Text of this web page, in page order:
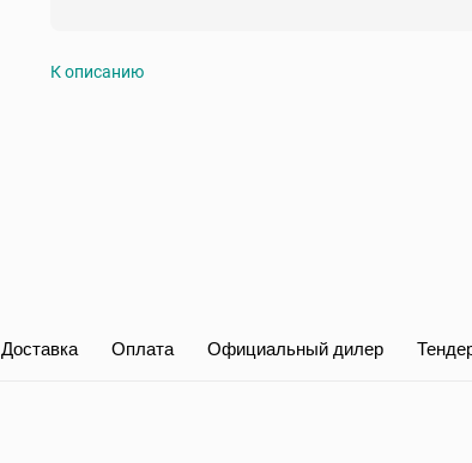
К описанию
Доставка Оплата Официальный дилер